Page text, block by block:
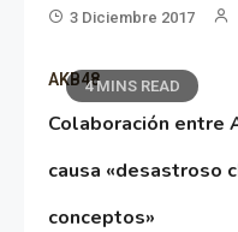
3 Diciembre 2017
4 MINS READ
AKB48
Colaboración entre
causa «desastroso
conceptos»